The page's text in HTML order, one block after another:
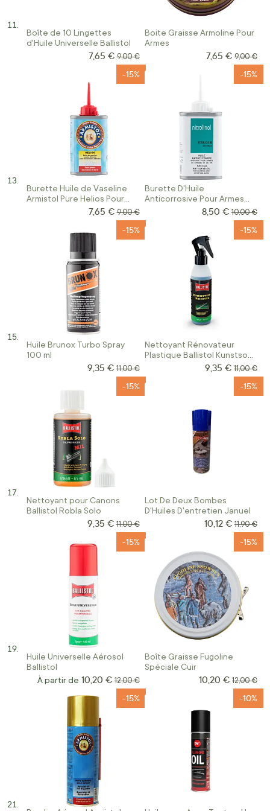
Boîte de 10 Lingettes
d'Huile Universelle Ballistol
Prix Spécial
7,65 € Prix normal
9,00 €
Boite Graisse Armoline Pour
Armes
Prix Spécial
7,65 € Prix
9,00 €
Burette Huile de Vaseline
Armistol Pure Helios Pour
-15%
Prix Spécial
7,65 € Prix normal
9,00 €
Burette D'Huile
Anticorrosive Pour Armes
-15%
Prix Spécial
8,50 € Prix
10,00 €
Huile Brunox Turbo Spray
100 ml
-15%
Prix Spécial
9,35 € Prix normal
11,00 €
Nettoyant Rénovateur
Plastique Ballistol Kunstsoff
-15%
Prix Spécial
9,35 € Prix
11,00 €
Nettoyant pour Canons
Ballistol Robla Solo
-15%
Prix Spécial
9,35 € Prix normal
11,00 €
Lot De Deux Bombes
D'Huiles D'entretien Januel
-15%
Prix Spécial
10,12 € Prix
11,90 €
Huile Universelle Aérosol
Ballistol
-15%
À partir de 10,20 € Prix normal
12,00 €
Boîte Graisse Fugoline
Spéciale Cuir
-15%
Prix Spécial
10,20 € Prix
12,00 €
-15% -10%